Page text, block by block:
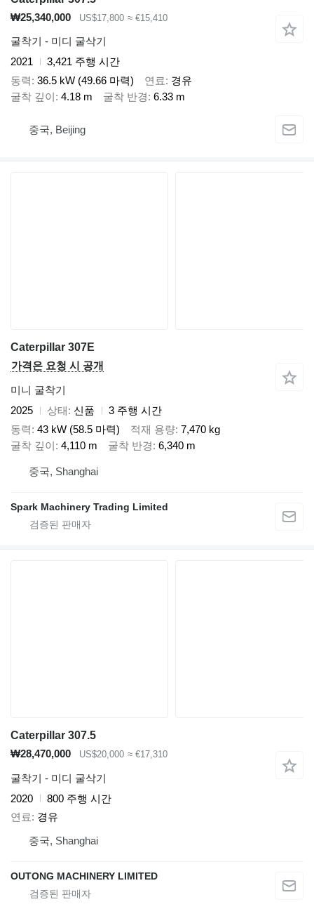
₩25,340,000
US$17,800 ≈ €15,410
굴착기 - 미디 굴삭기
2021
3,421 주행 시간
동력 36.5 kW (49.66 마력) 연료
경유
굴착 깊이 4.18 m 굴착 반경 6.33 m
중국, Beijing
Caterpillar 307E
가격은 요청 시 공개
미니 굴착기
2025
상태 신품
3 주행 시간
동력 43 kW (58.5 마력) 적재 용량 7,470 kg
굴착 깊이 4,110 m 굴착 반경 6,340 m
중국, Shanghai
Spark Machinery Trading Limited
Caterpillar 307.5
₩28,470,000
US$20,000 ≈ €17,310
굴착기 - 미디 굴삭기
2020
800 주행 시간
연료
경유
중국, Shanghai
OUTONG MACHINERY LIMITED